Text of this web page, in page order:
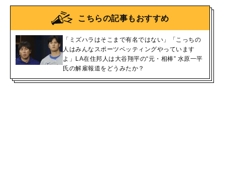
こちらの記事もおすすめ
「ミズハラはそこまで有名ではない」「こっちの
人はみんなスポーツベッティングやっています
よ」LA在住邦人は大谷翔平の“元・相棒” 水原一平
氏の解雇報道をどうみたか？